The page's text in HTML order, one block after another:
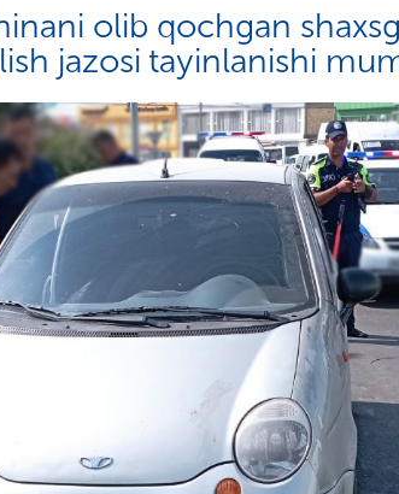
olib qochgan
jazosi tayinlanishi